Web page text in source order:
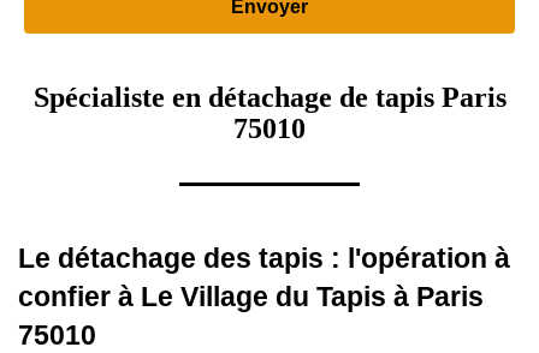
Spécialiste en détachage de tapis Paris
75010
Le détachage des tapis : l'opération à
confier à Le Village du Tapis à Paris
75010